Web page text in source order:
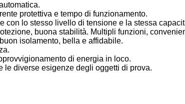
protettiva e tempo di funzionamento.
con lo stesso livello di tensione e la stessa
buona stabilità. Multipli funzioni,
isolamento, bella e affidabile.
di energia in loco.
le diverse esigenze degli oggetti di prova.